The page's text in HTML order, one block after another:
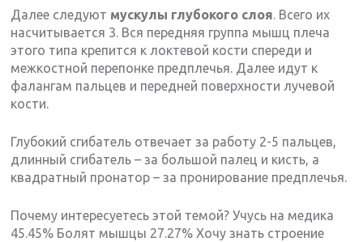
Далее следуют мускулы глубокого слоя. Всего их
насчитывается 3. Вся передняя группа мышц плеча
этого типа крепится к локтевой кости спереди и
межкостной перепонке предплечья. Далее идут к
фалангам пальцев и передней поверхности лучевой
кости.
Глубокий сгибатель отвечает за работу 2-5 пальцев,
длинный сгибатель – за большой палец и кисть, а
квадратный пронатор – за пронирование предплечья.
Почему интересуетесь этой темой? Учусь на медика
45.45% Болят мышцы 27.27% Хочу знать строение